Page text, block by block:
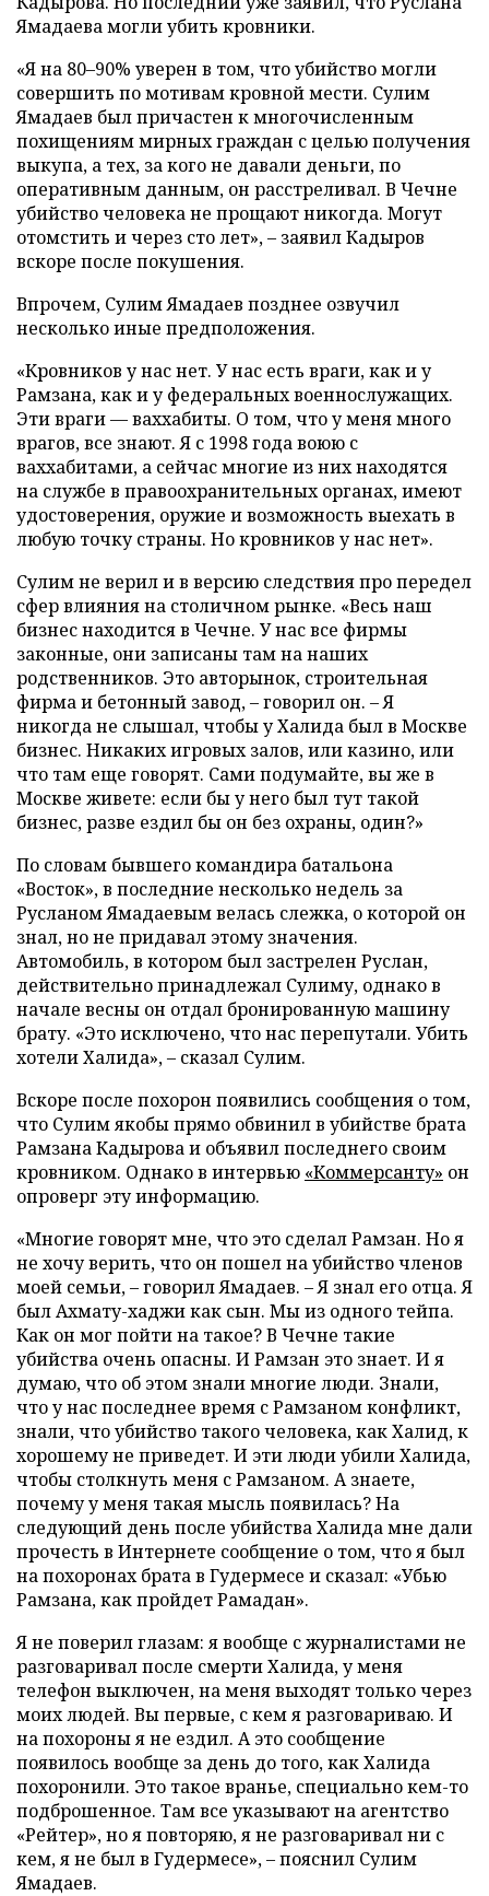
Ямадаева могли убить кровники.
«Я на 80–90% уверен в том, что убийство могли
совершить по мотивам кровной мести. Сулим
Ямадаев был причастен к многочисленным
похищениям мирных граждан с целью получения
выкупа, а тех, за кого не давали деньги, по
оперативным данным, он расстреливал. В Чечне
убийство человека не прощают никогда. Могут
отомстить и через сто лет», – заявил Кадыров
вскоре после покушения.
Впрочем, Сулим Ямадаев позднее озвучил
несколько иные предположения.
«Кровников у нас нет. У нас есть враги, как и у
Рамзана, как и у федеральных военнослужащих.
Эти враги — ваххабиты. О том, что у меня много
врагов, все знают. Я с 1998 года воюю с
ваххабитами, а сейчас многие из них находятся
на службе в правоохранительных органах, имеют
удостоверения, оружие и возможность выехать в
любую точку страны. Но кровников у нас нет».
Сулим не верил и в версию следствия про передел
сфер влияния на столичном рынке. «Весь наш
бизнес находится в Чечне. У нас все фирмы
законные, они записаны там на наших
родственников. Это авторынок, строительная
фирма и бетонный завод, – говорил он. – Я
никогда не слышал, чтобы у Халида был в Москве
бизнес. Никаких игровых залов, или казино, или
что там еще говорят. Сами подумайте, вы же в
Москве живете: если бы у него был тут такой
бизнес, разве ездил бы он без охраны, один?»
По словам бывшего командира батальона
«Восток», в последние несколько недель за
Русланом Ямадаевым велась слежка, о которой он
знал, но не придавал этому значения.
Автомобиль, в котором был застрелен Руслан,
действительно принадлежал Сулиму, однако в
начале весны он отдал бронированную машину
брату. «Это исключено, что нас перепутали. Убить
хотели Халида», – сказал Сулим.
Вскоре после похорон появились сообщения о том,
что Сулим якобы прямо обвинил в убийстве брата
Рамзана Кадырова и объявил последнего своим
кровником. Однако в интервью «Коммерсанту» он
опроверг эту информацию.
«Многие говорят мне, что это сделал Рамзан. Но я
не хочу верить, что он пошел на убийство членов
моей семьи, – говорил Ямадаев. – Я знал его отца. Я
был Ахмату-хаджи как сын. Мы из одного тейпа.
Как он мог пойти на такое? В Чечне такие
убийства очень опасны. И Рамзан это знает. И я
думаю, что об этом знали многие люди. Знали,
что у нас последнее время с Рамзаном конфликт,
знали, что убийство такого человека, как Халид, к
хорошему не приведет. И эти люди убили Халида,
чтобы столкнуть меня с Рамзаном. А знаете,
почему у меня такая мысль появилась? На
следующий день после убийства Халида мне дали
прочесть в Интернете сообщение о том, что я был
на похоронах брата в Гудермесе и сказал: «Убью
Рамзана, как пройдет Рамадан».
Я не поверил глазам: я вообще с журналистами не
разговаривал после смерти Халида, у меня
телефон выключен, на меня выходят только через
моих людей. Вы первые, с кем я разговариваю. И
на похороны я не ездил. А это сообщение
появилось вообще за день до того, как Халида
похоронили. Это такое вранье, специально кем-то
подброшенное. Там все указывают на агентство
«Рейтер», но я повторяю, я не разговаривал ни с
кем, я не был в Гудермесе», – пояснил Сулим
Ямадаев.